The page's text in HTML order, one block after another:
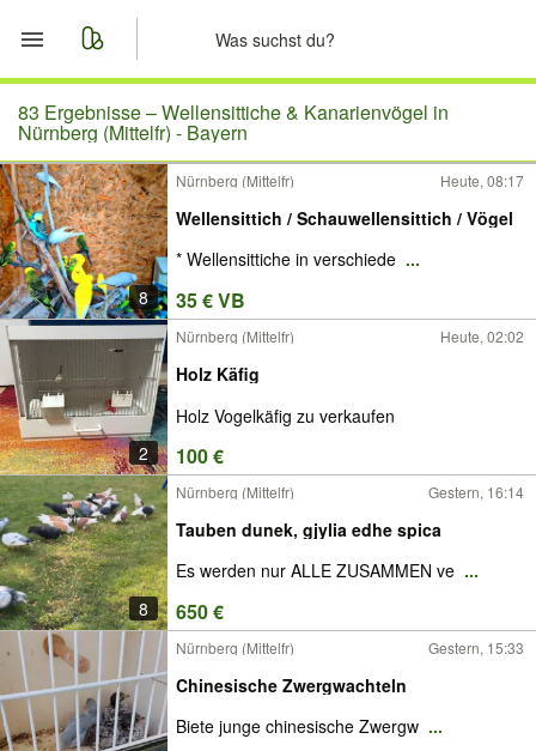
Start
Merkliste
Nachrichten
Anzeige aufgeben
83 Ergebnisse –Wellensittiche & Kanarienvögel in
Nürnberg (Mittelfr) - Bayern
8
Nürnberg (Mittelfr) Heute, 08:17
Wellensittich / Schauwellensittich / Vögel
* Wellensittiche in verschiede ...
35 € VB
2
Nürnberg (Mittelfr) Heute, 02:02
Holz Käfig
Holz Vogelkäfig zu verkaufen
100 €
8
Nürnberg (Mittelfr) Gestern, 16:14
Tauben dunek, gjylia edhe spica
Es werden nur ALLE ZUSAMMEN ve ...
650 €
Nürnberg (Mittelfr) Gestern, 15:33
Chinesische Zwergwachteln
Biete junge chinesische Zwergw ...